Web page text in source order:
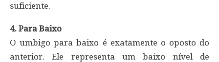
suficiente.
4. Para Baixo
O umbigo para baixo é exatamente o oposto do
anterior. Ele representa um baixo nível de